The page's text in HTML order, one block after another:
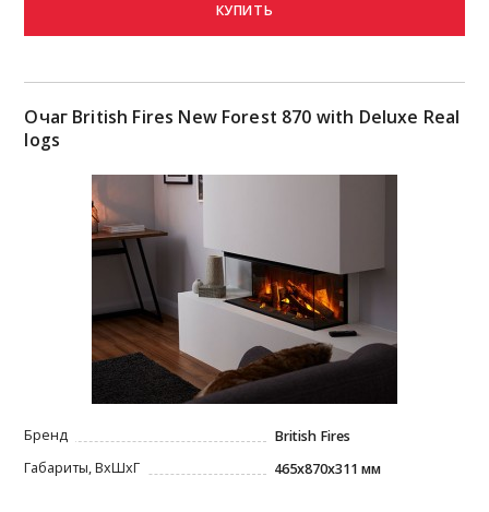
КУПИТЬ
Очаг British Fires New Forest 870 with Deluxe Real
logs
Бренд
British Fires
Габариты, ВxШxГ
465x870x311 мм